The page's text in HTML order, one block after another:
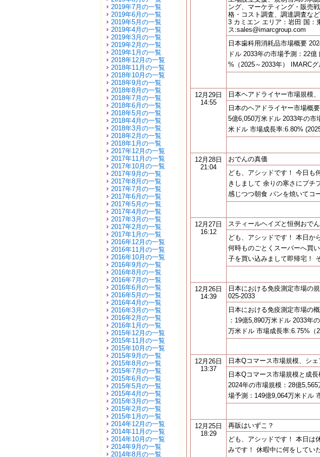
2019年7月の一覧
2019年6月の一覧
2019年5月の一覧
2019年4月の一覧
2019年3月の一覧
2019年2月の一覧
2019年1月の一覧
2018年12月の一覧
2018年11月の一覧
2018年10月の一覧
2018年9月の一覧
2018年8月の一覧
2018年7月の一覧
2018年6月の一覧
2018年5月の一覧
2018年4月の一覧
2018年3月の一覧
2018年2月の一覧
2018年1月の一覧
2017年12月の一覧
2017年11月の一覧
2017年10月の一覧
2017年9月の一覧
2017年8月の一覧
2017年7月の一覧
2017年6月の一覧
2017年5月の一覧
2017年4月の一覧
2017年3月の一覧
2017年2月の一覧
2017年1月の一覧
2016年12月の一覧
2016年11月の一覧
2016年10月の一覧
2016年9月の一覧
2016年8月の一覧
2016年7月の一覧
2016年6月の一覧
2016年5月の一覧
2016年4月の一覧
2016年3月の一覧
2016年2月の一覧
2016年1月の一覧
2015年12月の一覧
2015年11月の一覧
2015年10月の一覧
2015年9月の一覧
2015年8月の一覧
2015年7月の一覧
2015年6月の一覧
2015年5月の一覧
2015年4月の一覧
2015年3月の一覧
2015年2月の一覧
2015年1月の一覧
2014年12月の一覧
2014年11月の一覧
2014年10月の一覧
2014年9月の一覧
2014年8月の一覧
ング、マーケティング・販売
格・コスト調査、調達調査な
3 カミエン エリア：岩田 国：
ス:sales@imarcgroup.com
日本歯科用消耗品市場概要
ドル 2033年の市場予測：22
%（2025～2033年） IMARC
12月29日
14:55
日本ヘアドライヤー市場規模
日本のヘアドライヤー市場概
5億6,050万米ドル 2033年の市
米ドル 市場成長率:6.80%
12月28日
21:04
おでんの真価
ども、アシッドです！ 今日も
きしまして 余りの寒さにプチ
感じつつ朝食 パンを焼いてコ
12月27日
16:12
スティールヘイズと恒例おでん
ども、アシッドです！ 本日か
何時ものごとくスーパーへ買
子を買い込みまして即帰宅！
12月26日
14:39
日本における免疫測定市場の
025-2033
日本における免疫測定市場の
：19億5,890万米ドル 2033年
万米ドル 市場成長率:6.75%（
12月26日
13:37
日本Qコマース市場規模、シ
日本Qコマース市場規模と成長
2024年の市場規模：28億
場予測：149億9,064万米ドル
12月25日
18:29
再販はいずこ？
ども、アシッドです！ 本日は
みです！ 休暇中に何をしてい